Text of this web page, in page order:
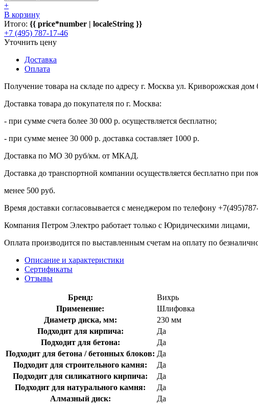
+
В корзину
Итого: {{ price*number | localeString }}
+7 (495) 787-17-46
Уточнить цену
Доставка
Оплата
Получение товара на складе по адресу г. Москва ул. Криворожская дом
Доставка товара до покупателя по г. Москва:
- при сумме счета более 30 000 р. осуществляется бесплатно;
- при сумме менее 30 000 р. доставка составляет 1000 р.
Доставка по МО 30 руб/км. от МКАД.
Доставка до транспортной компании осуществляется бесплатно при
менее 500 руб.
Время доставки согласовывается с менеджером по телефону
Компания Петром Электро работает только с Юридическими лицами,
Оплата производится по выставленным счетам на оплату по
Описание и характеристики
Сертификаты
Отзывы
Бренд:
Вихрь
Применение:
Шлифовка
Диаметр диска, мм:
230 мм
Подходит для кирпича:
Да
Подходит для бетона:
Да
Подходит для бетона / бетонных блоков: Да
Подходит для строительного камня:
Да
Подходит для силикатного кирпича:
Да
Подходит для натурального камня:
Да
Алмазный диск:
Да